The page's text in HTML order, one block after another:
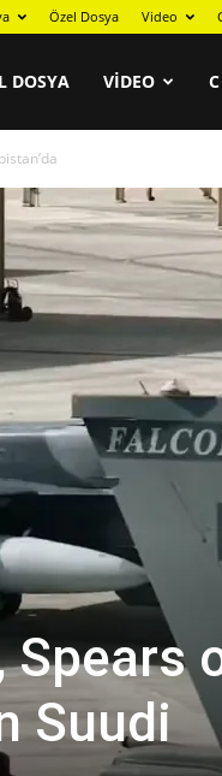
Özel Dosya Video
DOSYA VIDEO
Spears
Suudi